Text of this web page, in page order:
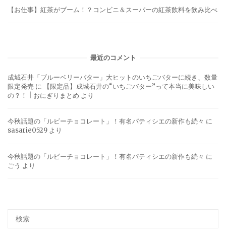
【お仕事】紅茶がブーム！？コンビニ＆スーパーの紅茶飲料を飲み比べ
最近のコメント
成城石井「ブルーベリーバター」大ヒットのいちごバターに続き、数量
限定発売 に
【限定品】成城石井の“いちごバター”って本当に美味しい
の？！ | おにぎりまとめ より
今秋話題の「ルビーチョコレート」！有名パティシエの新作も続々 に
sasarie0529 より
今秋話題の「ルビーチョコレート」！有名パティシエの新作も続々 に
ごう より